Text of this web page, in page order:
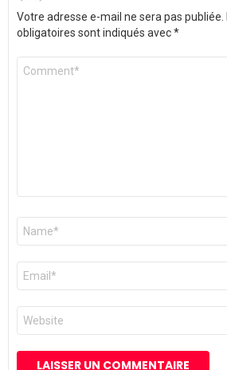
Votre adresse e-mail ne sera pas publiée.
obligatoires sont indiqués avec*
Commentaire
Nom
E-
mail
*
Site
web